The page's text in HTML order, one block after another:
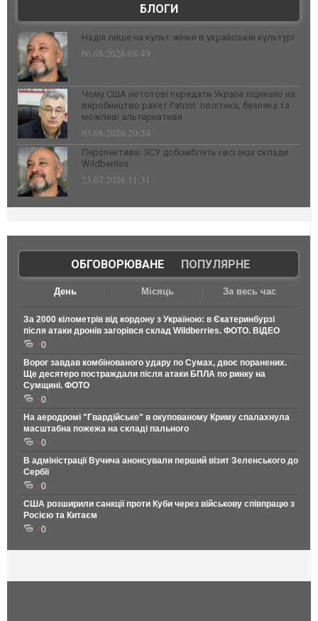
БЛОГИ
Надія лише на культ жінки в українській культурі
06.08.2026 08:49
Чому США не готові передати Україні ліцензію на
виробництво ракет Patriot: політика, безпека та
можливі альтернативи
03.08.2026 20:24
Перспектива: ЗСУ добомблять і всі інші склади
Wildberries
23.07.2026 11:31
ОБГОВОРЮВАНЕ| ПОПУЛЯРНЕ
День Місяць За весь час
За 2000 кілометрів від кордону з Україною: в Єкатеринбурзі
після атаки дронів загорівся склад Wildberries. ФОТО. ВІДЕО
0
Ворог завдав комбінованого удару по Сумах, двоє поранених.
Ще десятеро постраждали після атаки БПЛА по ринку на
Сумщині. ФОТО
0
На аеродромі "Гвардійське" в окупованому Криму спалахнула
масштабна пожежа на складі пального
0
В адміністрації Вучича анонсували перший візит Зеленського до
Сербії
0
США розширили санкції проти Куби через військову співпрацю з
Росією та Китаєм
0